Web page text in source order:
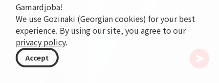
Gamardjoba!
We use Gozinaki (Georgian cookies) for your best
experience. By using our site, you agree to our
privacy policy.
Accept